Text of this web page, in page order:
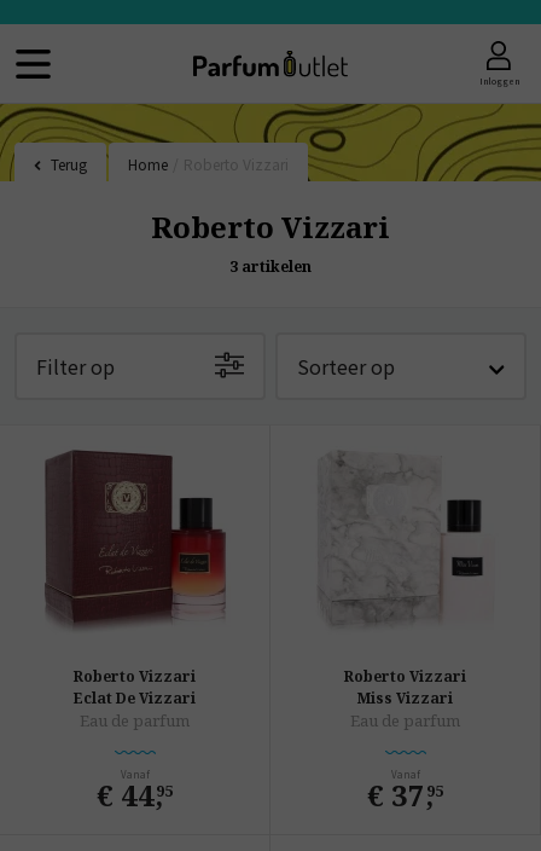
Inloggen
Terug Home
Roberto Vizzari
3 artikelen
Filter op Sorteer op
Roberto Vizzari
Eclat De Vizzari
Eau de parfum
Vanaf
€ 44,
95
Roberto Vizzari
Miss Vizzari
Eau de parfum
Vanaf
€ 37,
95